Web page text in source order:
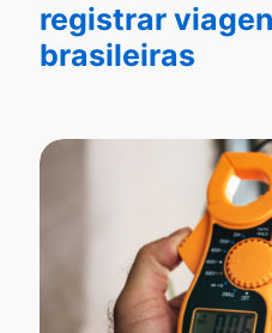
registrar
brasileiras